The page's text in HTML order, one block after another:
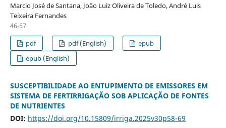
Marcio José de Santana, João Luiz Oliveira de Toledo, André Luis
Teixeira Fernandes
46-57
pdf
pdf (English)
epub
epub (English)
SUSCEPTIBILIDADE AO ENTUPIMENTO DE EMISSORES EM
SISTEMA DE FERTIRRIGAÇÃO SOB APLICAÇÃO DE FONTES
DE NUTRIENTES
DOI: https://doi.org/10.15809/irriga.2025v30p58-69